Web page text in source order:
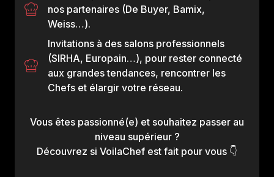
nos partenaires (De Buyer, Bamix,
Weiss…).
Invitations à des salons professionnels
(SIRHA, Europain…), pour rester connecté
aux grandes tendances, rencontrer les
Chefs et élargir votre réseau.
Vous êtes passionné(e) et souhaitez passer au
niveau supérieur ?
Découvrez si VoilaChef est fait pour vous 👇